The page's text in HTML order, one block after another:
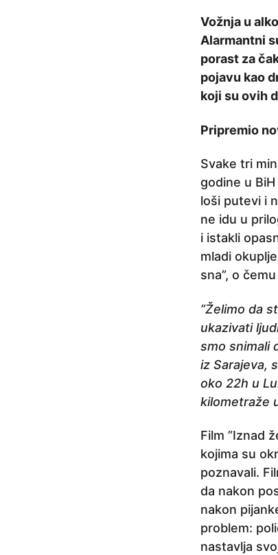
Vožnja u
Alarmantni
porast za
pojavu kao
koji su ovih
Pripremio
Svake tri
godine u
loši putevi i
ne idu u
i istakli
mladi
sna”, o
”Želimo da
ukazivati
smo snimali
iz Sarajeva,
oko 22h u
kilometraže
Film ”Iznad
kojima su
poznavali.
da nakon
nakon
problem:
nastavlja